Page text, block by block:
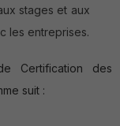
stages et aux
les entreprises.
Certification des
suit :